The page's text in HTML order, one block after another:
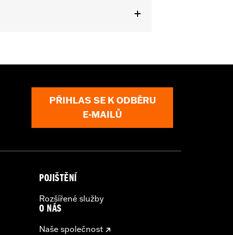
PŘIHLAS SE K ODBĚRU
E-MAILŮ
POJIŠTĚNÍ
Rozšířené služby
O NÁS
Naše společnost